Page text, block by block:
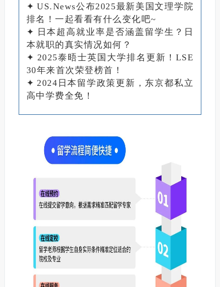
✦US.News公布2025最新美国文理学院
排名！一起看看有什么变化吧~
✦ 日本超高就业率是否涵盖留学生？日
本就职的真实情况如何？
✦ 2025泰晤士英国大学排名更新！LSE
30年来首次荣登榜首！
✦2024日本留学政策更新，东京都私立
高中学费全免！